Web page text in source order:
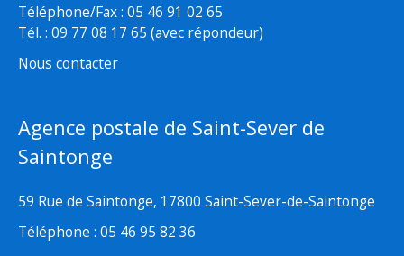
Téléphone/Fax : 05 46 91 02 65
Tél. : 09 77 08 17 65 (avec répondeur)
Nous contacter
Agence postale de Saint-Sever de
Saintonge
59 Rue de Saintonge, 17800 Saint-Sever-de-Saintonge
Téléphone : 05 46 95 82 36